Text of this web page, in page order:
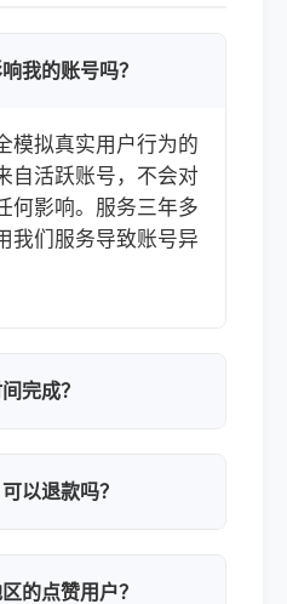
我的账号吗？
模拟真实用户行为的
自活跃账号，不会对
何影响。服务三年多
我们服务导致账号异
完成？
以退款吗？
的点赞用户？